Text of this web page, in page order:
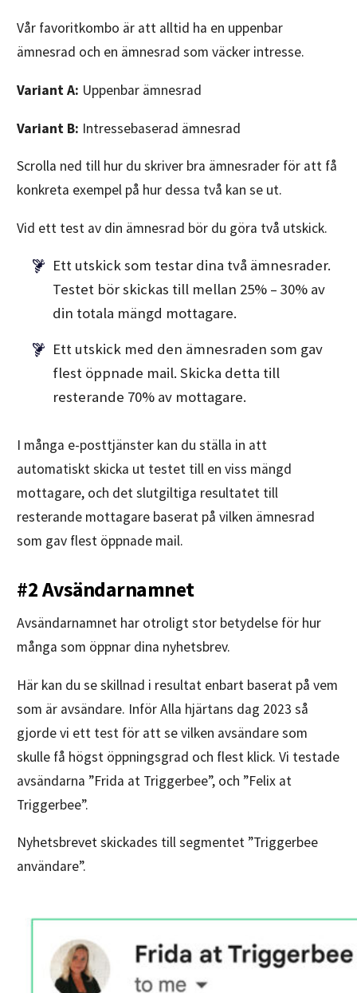
Vår favoritkombo är att alltid ha en uppenbar
ämnesrad och en ämnesrad som väcker intresse.
Variant A: Uppenbar ämnesrad
Variant B: Intressebaserad ämnesrad
Scrolla ned till hur du skriver bra ämnesrader för att få
konkreta exempel på hur dessa två kan se ut.
Vid ett test av din ämnesrad bör du göra två utskick.
Ett utskick som testar dina två ämnesrader.
Testet bör skickas till mellan 25% – 30% av
din totala mängd mottagare.
Ett utskick med den ämnesraden som gav
flest öppnade mail. Skicka detta till
resterande 70% av mottagare.
I många e-posttjänster kan du ställa in att
automatiskt skicka ut testet till en viss mängd
mottagare, och det slutgiltiga resultatet till
resterande mottagare baserat på vilken ämnesrad
som gav flest öppnade mail.
#2 Avsändarnamnet
Avsändarnamnet har otroligt stor betydelse för hur
många som öppnar dina nyhetsbrev.
Här kan du se skillnad i resultat enbart baserat på vem
som är avsändare. Inför Alla hjärtans dag 2023 så
gjorde vi ett test för att se vilken avsändare som
skulle få högst öppningsgrad och flest klick. Vi testade
avsändarna ”Frida at Triggerbee”, och ”Felix at
Triggerbee”.
Nyhetsbrevet skickades till segmentet ”Triggerbee
användare”.